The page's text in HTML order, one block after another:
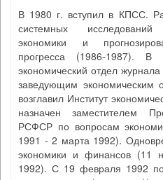
В 1980 г. вступил в КПСС.
системных
экономики и
прогресса (1986-1987). В
экономический отдел
заведующим экономическим
возглавил Институт
назначен заместителем
РСФСР по вопросам
1991 - 2 марта 1992).
экономики и финансов (11
1992). С 19 февраля 1992